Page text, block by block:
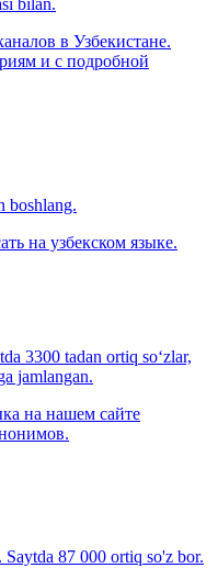
bilan.
в Узбекистане.
и с подробной
boshlang.
на узбекском языке.
3300 tadan ortiq so‘zlar,
jamlangan.
на нашем сайте
87 000 ortiq so'z bor.